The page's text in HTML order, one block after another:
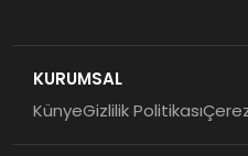
KURUMSAL
KünyeGizlilik Politikası